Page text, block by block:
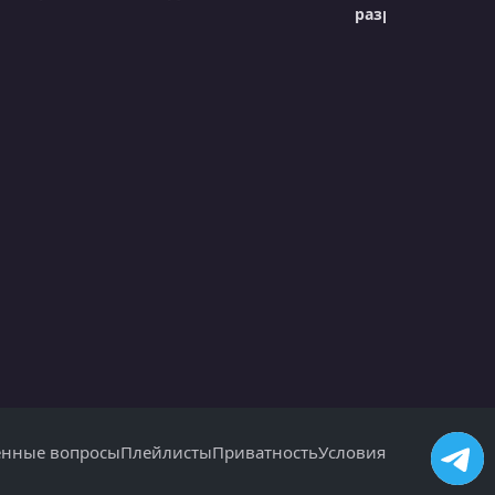
Lesson 2.23 - Exercise - Threads & Channelsразработчика
вопросыПлейлистыПриватностьУсловия